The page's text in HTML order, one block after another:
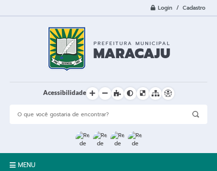
Login / Cadastro
Acessibilidade
MENU